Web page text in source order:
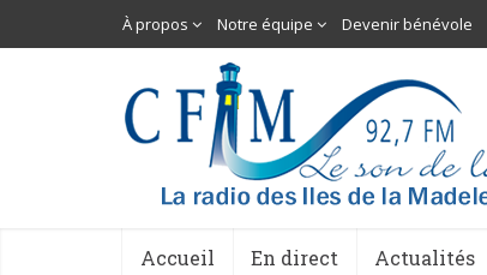
À propos Notre équipe Devenir bénévole
Accueil En direct Actualités